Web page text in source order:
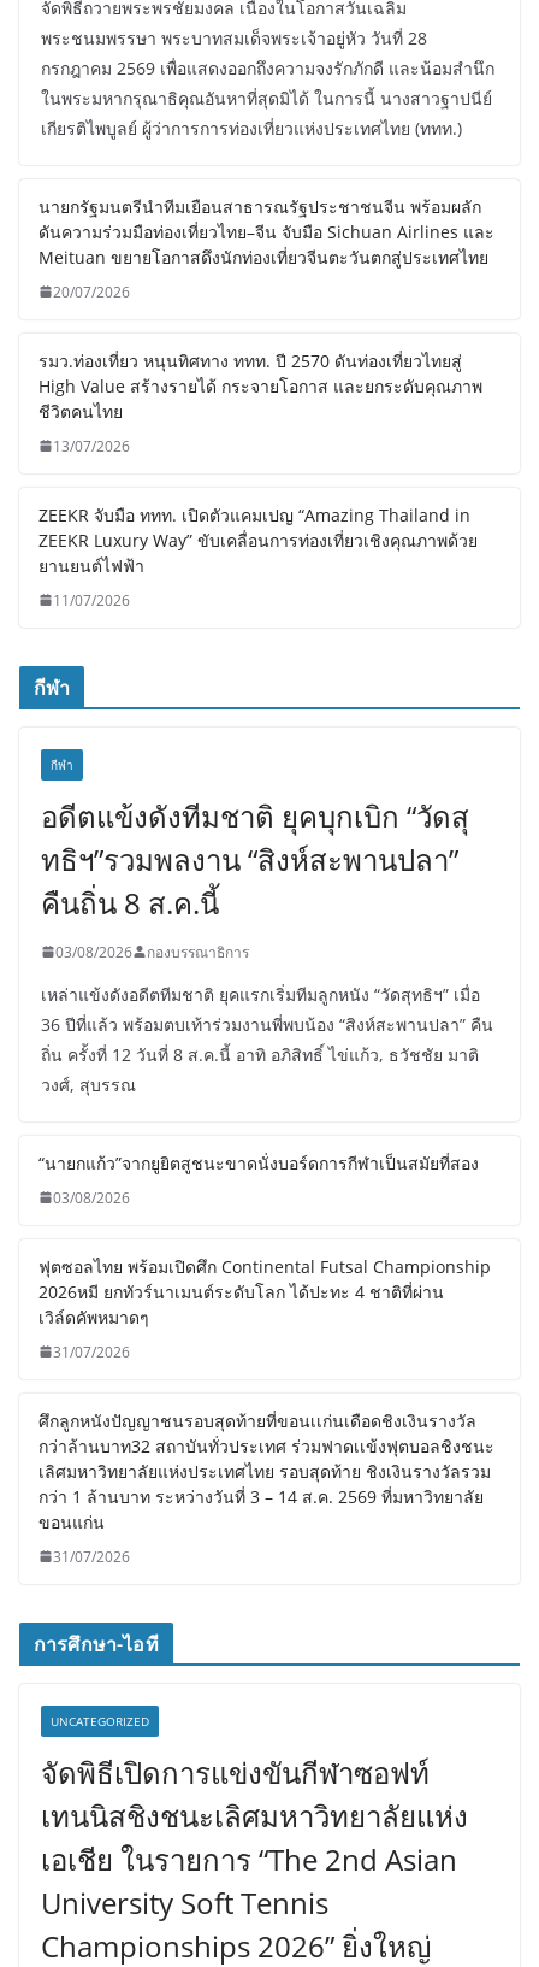
จัดพิธีถวายพระพรชัยมงคล เนื่องในโอกาสวันเฉลิม
พระชนมพรรษา พระบาทสมเด็จพระเจ้าอยู่หัว วันที่ 28
กรกฎาคม 2569 เพื่อแสดงออกถึงความจงรักภักดี และน้อมสำนึก
ในพระมหากรุณาธิคุณอันหาที่สุดมิได้ ในการนี้ นางสาวฐาปนีย์
เกียรติไพบูลย์ ผู้ว่าการการท่องเที่ยวแห่งประเทศไทย (ททท.)
นายกรัฐมนตรีนำทีมเยือนสาธารณรัฐประชาชนจีน พร้อมผลัก
ดันความร่วมมือท่องเที่ยวไทย–จีน จับมือ Sichuan Airlines และ
Meituan ขยายโอกาสดึงนักท่องเที่ยวจีนตะวันตกสู่ประเทศไทย
20/07/2026
รมว.ท่องเที่ยว หนุนทิศทาง ททท. ปี 2570 ดันท่องเที่ยวไทยสู่
High Value สร้างรายได้ กระจายโอกาส และยกระดับคุณภาพ
ชีวิตคนไทย
13/07/2026
ZEEKR จับมือ ททท. เปิดตัวแคมเปญ “Amazing Thailand in
ZEEKR Luxury Way” ขับเคลื่อนการท่องเที่ยวเชิงคุณภาพด้วย
ยานยนต์ไฟฟ้า
11/07/2026
กีฬา
กีฬา
อดีตแข้งดังทีมชาติ ยุคบุกเบิก “วัดสุ
ทธิฯ”รวมพลงาน “สิงห์สะพานปลา”
คืนถิ่น 8 ส.ค.นี้
03/08/2026 กองบรรณาธิการ
เหล่าแข้งดังอดีตทีมชาติ ยุคแรกเริ่มทีมลูกหนัง “วัดสุทธิฯ” เมื่อ
36 ปีที่แล้ว พร้อมตบเท้าร่วมงานพี่พบน้อง “สิงห์สะพานปลา” คืน
ถิ่น ครั้งที่ 12 วันที่ 8 ส.ค.นี้ อาทิ อภิสิทธิ์ ไข่แก้ว, ธวัชชัย มาติ
วงศ์, สุบรรณ
“นายกแก้ว”จากยูยิตสูชนะขาดนั่งบอร์ดการกีฬาเป็นสมัยที่สอง
03/08/2026
ฟุตซอลไทย พร้อมเปิดศึก Continental Futsal Championship
2026หมี ยกทัวร์นาเมนต์ระดับโลก ได้ปะทะ 4 ชาติที่ผ่าน
เวิล์ดคัพหมาดๆ
31/07/2026
ศึกลูกหนังปัญญาชนรอบสุดท้ายที่ขอนเเก่นเดือดชิงเงินรางวัล
กว่าล้านบาท32 สถาบันทั่วประเทศ ร่วมฟาดเเข้งฟุตบอลชิงชนะ
เลิศมหาวิทยาลัยแห่งประเทศไทย รอบสุดท้าย ชิงเงินรางวัลรวม
กว่า 1 ล้านบาท ระหว่างวันที่ 3 – 14 ส.ค. 2569 ที่มหาวิทยาลัย
ขอนแก่น
31/07/2026
การศึกษา-ไอที
UNCATEGORIZED
จัดพิธีเปิดการแข่งขันกีฬาซอฟท์
เทนนิสชิงชนะเลิศมหาวิทยาลัยแห่ง
เอเชีย ในรายการ “The 2nd Asian
University Soft Tennis
Championships 2026” ยิ่งใหญ่